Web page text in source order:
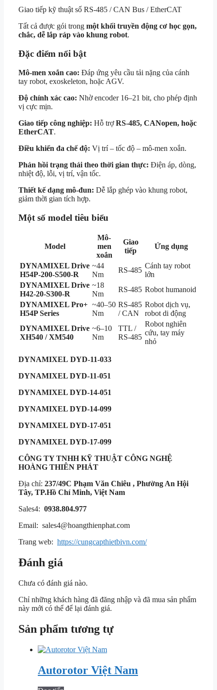
Giao tiếp kỹ thuật số RS-485 / CAN Bus / EtherCAT
Tất cả được gói trong một khối truyền động cơ học gọn,
chắc, dễ lắp ráp vào khung robot.
Đặc điểm nổi bật
Mô-men xoắn cao: Đáp ứng yêu cầu tải nặng của cánh
tay robot, exoskeleton, hoặc AGV.
Độ chính xác cao: Nhờ encoder 16–21 bit, cho phép định
vị cực mịn.
Giao tiếp công nghiệp: Hỗ trợRS-485, CANopen, hoặc
EtherCAT.
Điều khiển đa chế độ: Vị trí – tốc độ – mô-men xoắn.
Phản hồi trạng thái theo thời gian thực: Điện áp, dòng,
nhiệt độ, lỗi, vị trí, vận tốc.
Thiết kế dạng mô-đun: Dễ lắp ghép vào khung robot,
giảm thời gian tích hợp.
Một số model tiêu biểu
Model
Mô-
men
xoắn
Giao
tiếp
Ứng dụng
DYNAMIXEL Drive
H54P-200-S500-R
~44
Nm
RS-485
Cánh tay robot
lớn
DYNAMIXEL Drive
H42-20-S300-R
~18
Nm
RS-485 Robot humanoid
DYNAMIXEL Pro+
H54P Series
~40–50
Nm
RS-485
/ CAN
Robot dịch vụ,
robot di động
DYNAMIXEL Drive
XH540 / XM540
~6–10
Nm
TTL /
RS-485
Robot nghiên
cứu, tay máy
nhỏ
DYNAMIXEL DYD-11-033
DYNAMIXEL DYD-11-051
DYNAMIXEL DYD-14-051
DYNAMIXEL DYD-14-099
DYNAMIXEL DYD-17-051
DYNAMIXEL DYD-17-099
CÔNG TY TNHH KỸ THUẬT CÔNG NGHỆ
HOÀNG THIÊN PHÁT
Địa chỉ: 237/49C Phạm Văn Chiêu , Phường An Hội
Tây, TP.Hồ Chí Minh, Việt Nam
Sales4: 0938.804.977
Email: sales4@hoangthienphat.com
Trang web: https://cungcapthietbivn.com/
Đánh giá
Chưa có đánh giá nào.
Chỉ những khách hàng đã đăng nhập và đã mua sản phẩm
này mới có thể để lại đánh giá.
Sản phẩm tương tự
Autorotor Việt Nam